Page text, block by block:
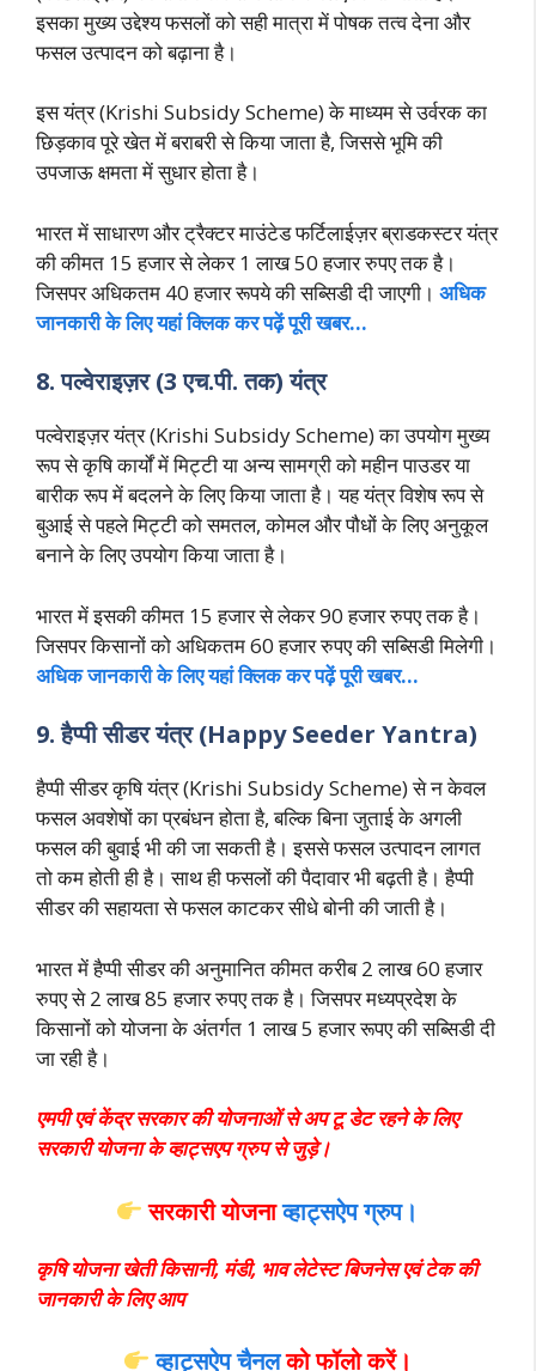
इसका मुख्य उद्देश्य फसलों को सही मात्रा में पोषक तत्व देना और
फसल उत्पादन को बढ़ाना है।
इस यंत्र (Krishi Subsidy Scheme) के माध्यम से उर्वरक का
छिड़काव पूरे खेत में बराबरी से किया जाता है, जिससे भूमि की
उपजाऊ क्षमता में सुधार होता है।
भारत में साधारण और ट्रैक्टर माउंटेड फर्टिलाईज़र ब्राडकस्टर यंत्र
की कीमत 15 हजार से लेकर 1 लाख 50 हजार रुपए तक है।
जिसपर अधिकतम 40 हजार रूपये की सब्सिडी दी जाएगी। अधिक
जानकारी के लिए यहां क्लिक कर पढ़ें पूरी खबर…
8. पल्वेराइज़र (3 एच.पी. तक) यंत्र
पल्वेराइज़र यंत्र (Krishi Subsidy Scheme) का उपयोग मुख्य
रूप से कृषि कार्यों में मिट्टी या अन्य सामग्री को महीन पाउडर या
बारीक रूप में बदलने के लिए किया जाता है। यह यंत्र विशेष रूप से
बुआई से पहले मिट्टी को समतल, कोमल और पौधों के लिए अनुकूल
बनाने के लिए उपयोग किया जाता है।
भारत में इसकी कीमत 15 हजार से लेकर 90 हजार रुपए तक है।
जिसपर किसानों को अधिकतम 60 हजार रुपए की सब्सिडी मिलेगी।
अधिक जानकारी के लिए यहां क्लिक कर पढ़ें पूरी खबर…
9. हैप्पी सीडर यंत्र (Happy Seeder Yantra)
हैप्पी सीडर कृषि यंत्र (Krishi Subsidy Scheme) से न केवल
फसल अवशेषों का प्रबंधन होता है, बल्कि बिना जुताई के अगली
फसल की बुवाई भी की जा सकती है। इससे फसल उत्पादन लागत
तो कम होती ही है। साथ ही फसलों की पैदावार भी बढ़ती है। हैप्पी
सीडर की सहायता से फसल काटकर सीधे बोनी की जाती है।
भारत में हैप्पी सीडर की अनुमानित कीमत करीब 2 लाख 60 हजार
रुपए से 2 लाख 85 हजार रुपए तक है। जिसपर मध्यप्रदेश के
किसानों को योजना के अंतर्गत 1 लाख 5 हजार रूपए की सब्सिडी दी
जा रही है।
एमपी एवं केंद्र सरकार की योजनाओं से अप टू डेट रहने के लिए
सरकारी योजना के व्हाट्सएप ग्रुप से जुड़े।
सरकारी योजनाव्हाट्सऐप ग्रुप।
कृषि योजना खेती किसानी, मंडी, भाव लेटेस्ट बिजनेस एवं टेक की
जानकारी के लिए आप
व्हाट्सऐप चैनलको फॉलो करें।